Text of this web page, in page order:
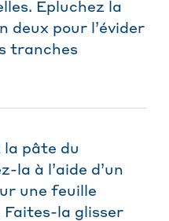
Epluchez la
deux pour l’évider
tranches
pâte du
à l’aide d’un
une feuille
Faites-la glisser